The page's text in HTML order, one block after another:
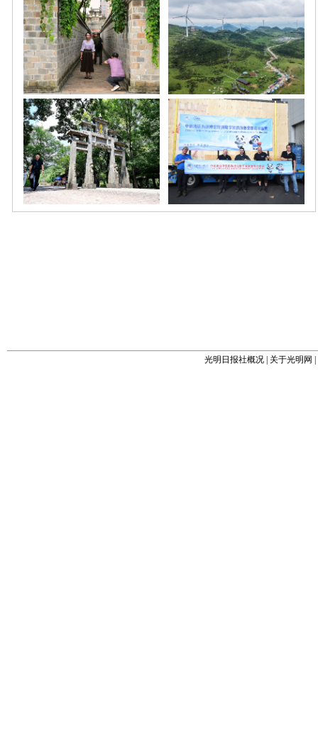
光明日报社概况 关于光明网